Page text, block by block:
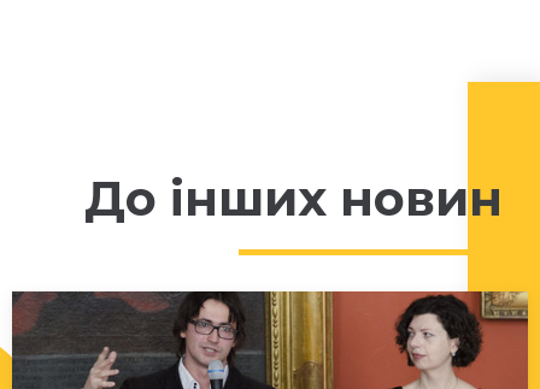
До інших новин